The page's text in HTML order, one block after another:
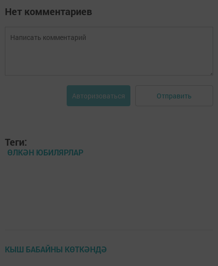
Нет комментариев
Авторизоваться Отправить
Теги:
ӨЛКӘН ЮБИЛЯРЛАР
КЫШ БАБАЙНЫ КӨТКӘНДӘ